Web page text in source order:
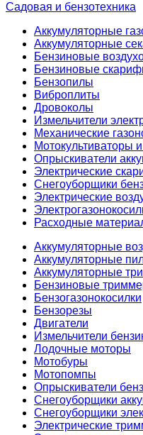
Садовая и бензотехника
Аккумуляторные
Аккумуляторные
Бензиновые
Бензиновые
Бензопилы
Виброплиты
Дровоколы
Измельчители
Механические
Мотокультиваторы
Опрыскиватели
Электрические
Снегоуборщики
Электрические
Расходные
Аккумуляторные
Аккумуляторные
Аккумуляторные
Бензиновые
Бензогазонокосилки
Бензорезы
Двигатели
Измельчители
Лодочные моторы
Мотобуры
Мотопомпы
Опрыскиватели
Снегоуборщики
Снегоуборщики
Электрические